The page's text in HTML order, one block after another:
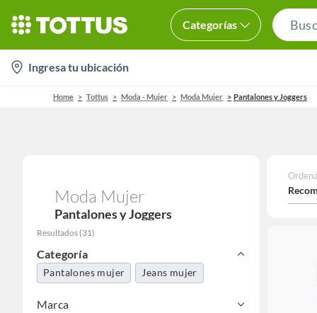
Categorías
location-
icon
Ingresa tu ubicación
Home Tottus Moda - Mujer Moda Mujer Pantalones y Joggers
Moda Mujer
Pantalones y Joggers
Resultados (31)
Categoría
Pantalones mujer Jeans mujer
Marca